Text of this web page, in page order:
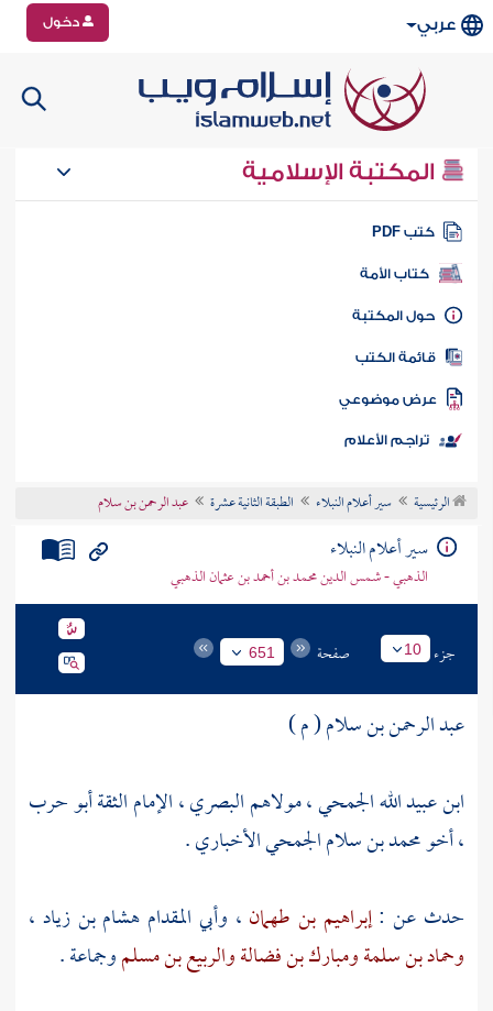
عربي دخول
المكتبة الإسلامية
كتب PDF
كتاب الأمة
المكتبة
الكتب
موضوعي
تراجم الأعلام
الرئيسية سير أعلام النبلاء الطبقة الثانية عشرة عبد الرحمن بن سلام
سير أعلام النبلاء
الذهبي - شمس الدين محمد بن أحمد بن عثمان الذهبي
جزء 10 صفحة 651
عبد الرحمن بن سلام ( م )
ابن عبيد الله الجمحي ، مولاهم البصري ، الإمام الثقة أبو حرب
، أخومحمد بن سلام الجمحي الأخباري.
حدث عن :إبراهيم بن طهمان ، وأبي المقدام هشام بن زياد ،
وحماد بن سلمةومبارك بن فضالةوالربيع بن مسلموجماعة .